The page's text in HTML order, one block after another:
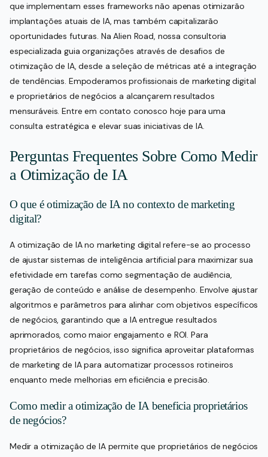
que implementam esses frameworks não apenas otimizarão
implantações atuais de IA, mas também capitalizarão
oportunidades futuras. Na Alien Road, nossa consultoria
especializada guia organizações através de desafios de
otimização de IA, desde a seleção de métricas até a integração
de tendências. Empoderamos profissionais de marketing digital
e proprietários de negócios a alcançarem resultados
mensuráveis. Entre em contato conosco hoje para uma
consulta estratégica e elevar suas iniciativas de IA.
Perguntas Frequentes Sobre Como Medir
a Otimização de IA
O que é otimização de IA no contexto de marketing
digital?
A otimização de IA no marketing digital refere-se ao processo
de ajustar sistemas de inteligência artificial para maximizar sua
efetividade em tarefas como segmentação de audiência,
geração de conteúdo e análise de desempenho. Envolve ajustar
algoritmos e parâmetros para alinhar com objetivos específicos
de negócios, garantindo que a IA entregue resultados
aprimorados, como maior engajamento e ROI. Para
proprietários de negócios, isso significa aproveitar plataformas
de marketing de IA para automatizar processos rotineiros
enquanto mede melhorias em eficiência e precisão.
Como medir a otimização de IA beneficia proprietários
de negócios?
Medir a otimização de IA permite que proprietários de negócios